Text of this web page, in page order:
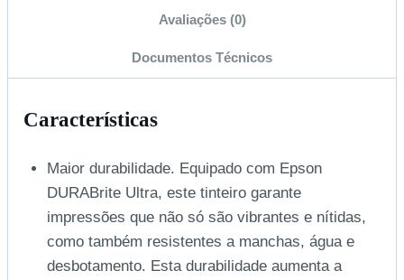
Avaliações (0)
Documentos Técnicos
Características
Maior durabilidade. Equipado com Epson
DURABrite Ultra, este tinteiro garante
impressões que não só são vibrantes e nítidas,
como também resistentes a manchas, água e
desbotamento. Esta durabilidade aumenta a